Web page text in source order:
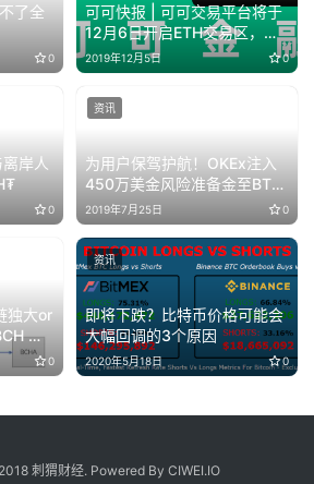
了全
0
可可快报 | 可可交易平台将于
12月6日开启ETH交易区，同
时开放多个ETH交易对
2019年12月5日 0
岸人
0
为用户保驾护航！OKEx注入
450万美金风险准备金至BTC
永续合约
2019年7月25日 0
资讯
独大or
分
0
即将下跌？比特币价格可能会
大幅回调的3个原因
2020年5月18日 0
资讯
刺猬财经. Powered By CIWEI.IO